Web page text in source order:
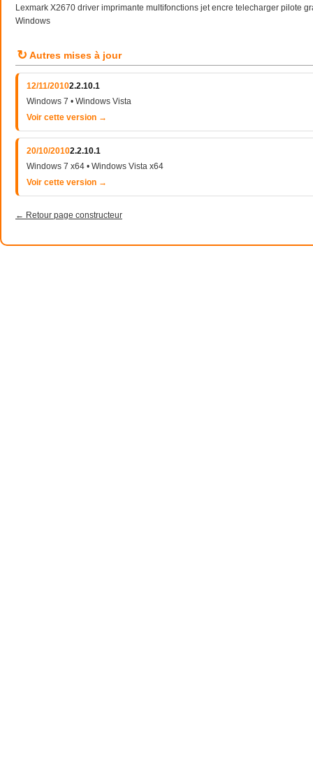
Lexmark X2670 driver imprimante multifonctions jet encre telecharger pilote
Windows
↻ Autres mises à jour
12/11/20102.2.10.1
Windows 7 • Windows Vista
Voir cette version →
20/10/20102.2.10.1
Windows 7 x64 • Windows Vista x64
Voir cette version →
← Retour page constructeur